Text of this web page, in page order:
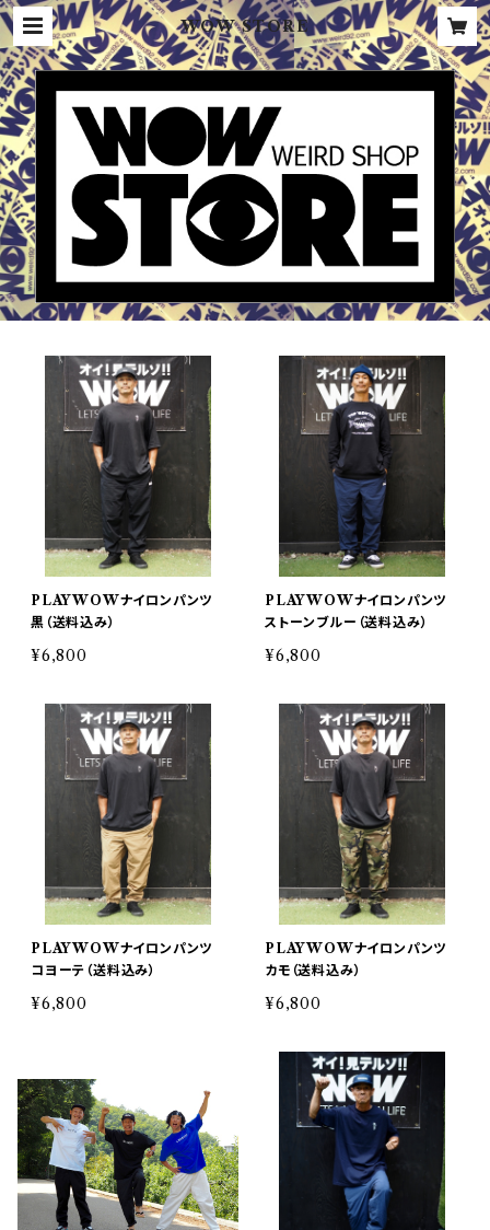
WOW STORE
PLAYWOWナイロンパンツ
黒（送料込み）
¥6,800
PLAYWOWナイロンパンツ
ストーンブルー（送料込み）
¥6,800
PLAYWOWナイロンパンツ
コヨーテ（送料込み）
¥6,800
PLAYWOWナイロンパンツ
カモ（送料込み）
¥6,800